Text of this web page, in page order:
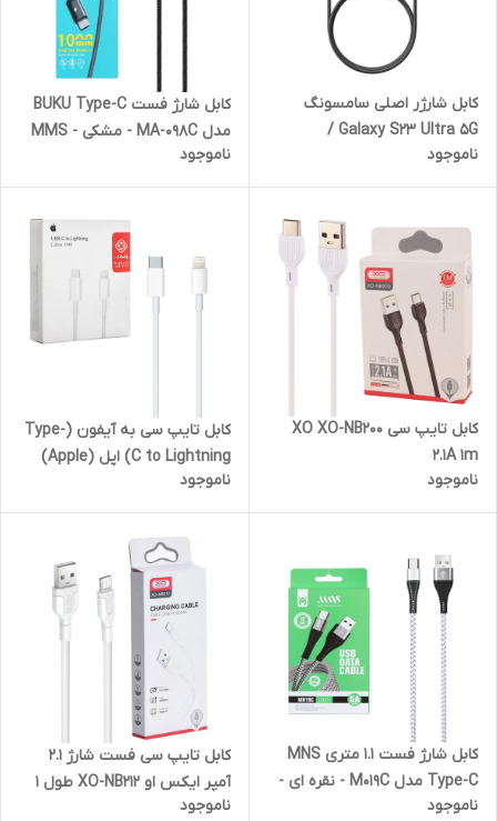
کابل شارژر اصلی سامسونگ
Galaxy S23 Ultra 5G /
هولوگرام اصلی شرکت Tech21
ناموجود
کابل شارژ فست BUKU Type-C
مدل MA-098C - مشکی - MMS
ناموجود
کابل تایپ سی XO XO-NB200
2.1A 1m
ناموجود
کابل تایپ سی به آیفون (Type-
C to Lightning) اپل (Apple)
طول 1 متر گارانتی پارتیان
ناموجود
کابل شارژ فست 1.1 متری MNS
Type-C مدل M019C - نقره ای -
SMO
ناموجود
کابل تایپ سی فست شارژ 2.1
آمپر ایکس او XO-NB212 طول 1
متر
ناموجود